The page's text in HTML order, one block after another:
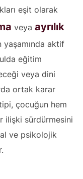
eşit olarak
veya ayrılık
yaşamında aktif
eğitim
veya dini
ortak karar
çocuğun hem
ilişki sürdürmesini
ve psikolojik